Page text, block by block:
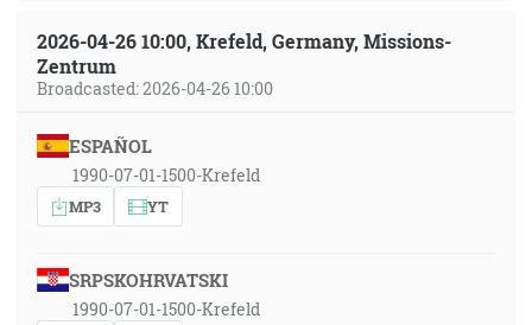
2026-04-26 10:00, Krefeld, Germany, Missions-
Zentrum
Broadcasted: 2026-04-26 10:00
ESPAÑOL
1990-07-01-1500-Krefeld
MP3 YT
SRPSKOHRVATSKI
1990-07-01-1500-Krefeld